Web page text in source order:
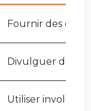
Fournir des
Divulguer des
Utiliser